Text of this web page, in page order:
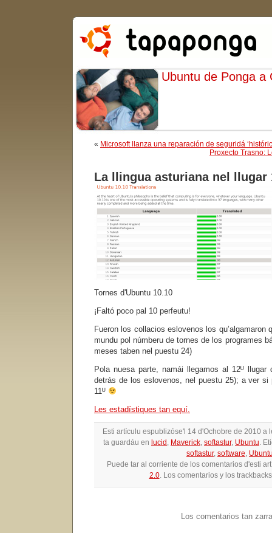
Ubuntu de Ponga
« Microsoft llanza una reparación de seguridá
Proxecto Trasno:
La llingua asturiana nel llugar
Tornes d'Ubuntu 10.10
¡Faltó poco pal 10 perfeutu!
Fueron los collacios eslovenos los qu’algamaron
mundu pol númberu de tornes de los programes
meses taben nel puestu 24)
Pola nuesa parte, namái llegamos al 12ᵁ llugar
detrás de los eslovenos, nel puestu 25); a ver si
11ᵁ
Les estadístiques tan equí.
Esti artículu espublizóse'l 14 d'Ochobre de 2010 a
ta guardáu en lucid , Maverick, softastur, Ubuntu.
softastur, software,
Puede tar al corriente de los comentarios d'esti
2.0. Los comentarios y los
Los comentarios tan